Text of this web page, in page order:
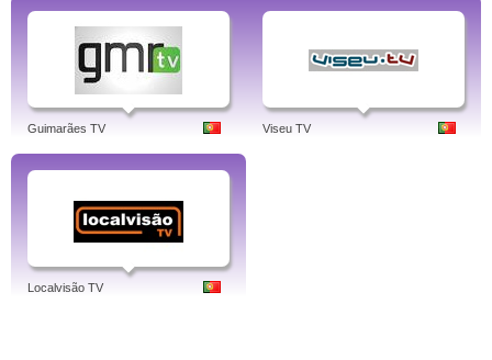
Guimarães TV Viseu TV
Localvisão TV